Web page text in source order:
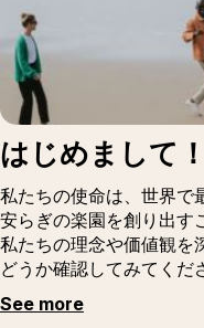
はじめまして！
私たちの使命は、世界で
安らぎの楽園を創り出す
私たちの理念や価値観を
どうか確認してみてくだ
See more